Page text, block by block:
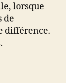
lorsque
de
différence.